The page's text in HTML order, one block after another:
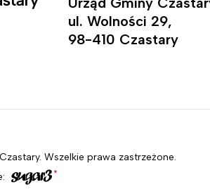
ul. Wolności 29,
98-410 Czastary
Wszelkie prawa zastrzeżone.